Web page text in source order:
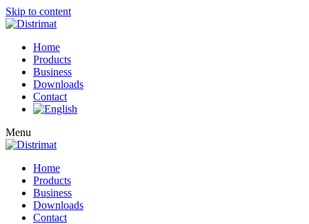
Skip to content
Home
Products
Business
Downloads
Contact
Menu
Home
Products
Business
Downloads
Contact